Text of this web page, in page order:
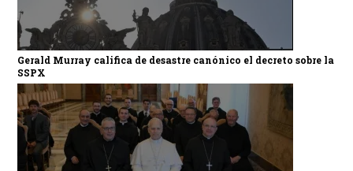
Gerald Murray califica de desastre canónico el decreto sobre la
SSPX